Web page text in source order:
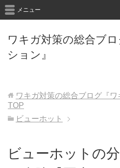
ワキガ対策の総合ブ
ション』
メニュー
ワキガ対策の総合ブログ『ワ
TOP
ビューホット
ビューホットの